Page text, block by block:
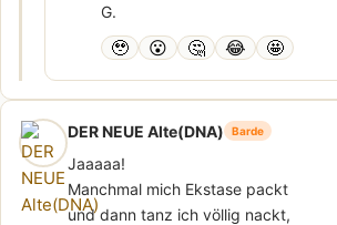
G.
🥹 😮 🤔 😂 🤩
DER NEUE Alte(DNA) Barde
Jaaaaa!
Manchmal mich Ekstase packt
und dann tanz ich völlig nackt,